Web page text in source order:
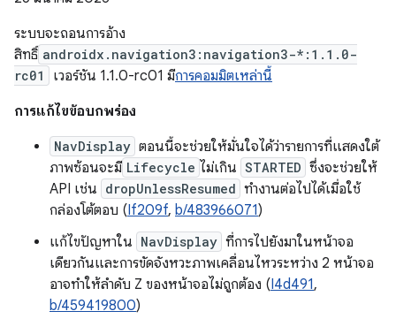
ระบบจะถอนการอ้าง
สิทธิ์ androidx.navigation3:navigation3-*:1.1.0-
rc01
เวอร์ชัน 1.1.0-rc01 มีการคอมมิตเหล่านี้
การแก้ไขข้อบกพร่อง
NavDisplay ตอนนี้จะช่วยให้มั่นใจได้ว่ารายการที่แสดงใต้
ภาพซ้อนจะมี Lifecycle ไม่เกิน STARTED ซึ่งจะช่วยให้
API เช่น dropUnlessResumed ทำงานต่อไปได้เมื่อใช้
กล่องโต้ตอบ (If209f, b/483966071)
แก้ไขปัญหาใน NavDisplay ที่การไปยังมาในหน้าจอ
เดียวกันและการขัดจังหวะภาพเคลื่อนไหวระหว่าง 2 หน้าจอ
อาจทำให้ลำดับ Z ของหน้าจอไม่ถูกต้อง (I4d491,
b/459419800)